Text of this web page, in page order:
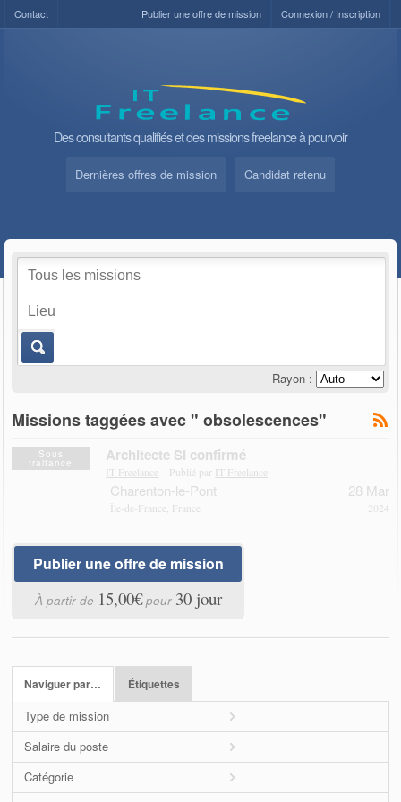
Contact Connexion / Inscription
Publier une offre de mission
Des consultants qualifiés et des missions freelance à pourvoir
Dernières offres de mission Candidat retenu
Rayon :
Missions taggées avec " obsolescences"
Sous
traitance Architecte SI confirmé
IT Freelance – Publié par IT-Freelance
Charenton-le-Pont
Île-de-France, France
28 Mar
2024
Publier une offre de mission
À partir de 15,00€pour 30 jour
Naviguer par… Étiquettes
Type de mission
Salaire du poste
Catégorie